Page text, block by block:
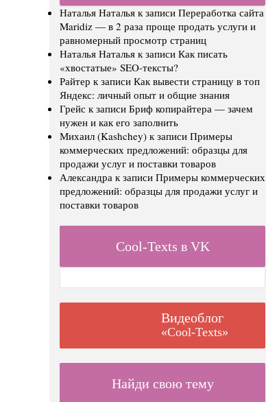
Наталья Наталья к записи Переработка сайта
Maridiz — в 2 раза проще продать услуги и
равномерный просмотр страниц
Наталья Наталья к записи Как писать
«хвостатые» SEO-тексты?
Райтер к записи Как вывести страницу в топ
Яндекс: личный опыт и общие знания
Грейс к записи Бриф копирайтера — зачем
нужен и как его заполнить
Михаил (Kashchey) к записи Примеры
коммерческих предложений: образцы для
продажи услуг и поставки товаров
Александра к записи Примеры коммерческих
предложений: образцы для продажи услуг и
поставки товаров
Cool-Texts в VK
Видеоблог
«Cool-Texts»
Найди свою тему